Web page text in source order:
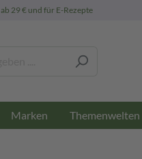
ab 29 € und für E-Rezepte
Marken Themenwelten